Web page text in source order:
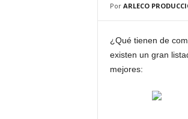
Por ARLECO
¿Qué tienen de
existen un gran
mejores: